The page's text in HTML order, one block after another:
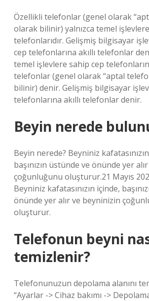
Özellikli telefonlar (genel olarak
olarak bilinir) yalnızca temel
telefonlarıdır. Gelişmiş bilgisayar
cep telefonlarına akıllı telefonlar
temel işlevlere sahip cep
telefonlar (genel olarak “aptal
bilinir) denir. Gelişmiş bilgisayar
telefonlarına akıllı telefonlar denir.
Beyin nerede
Beyin nerede? Beyniniz
başınızın üstünde ve önünde yer
çoğunluğunu oluşturur.21 Mayıs
Beyniniz kafatasınızın içinde,
önünde yer alır ve beyninizin
oluşturur.
Telefonun beyni
temizlenir?
Telefonunuzun depolama alanını
“Ayarlar -> Cihaz bakımı ->